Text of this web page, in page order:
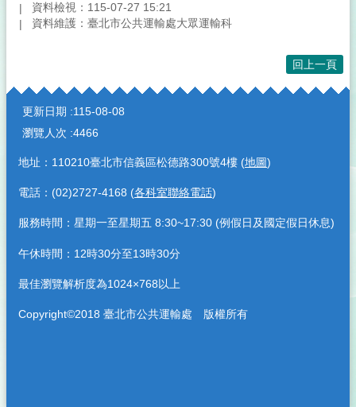
資料檢視：115-07-27 15:21
資料維護：臺北市公共運輸處大眾運輸科
回上一頁
:::
更新日期
115-08-08
瀏覽人次 4466
地址：110210臺北市信義區松德路300號4樓 (地圖)
電話：(02)2727-4168 (各科室聯絡電話)
服務時間：星期一至星期五 8:30~17:30 (例假日及國定假日休息)
午休時間：12時30分至13時30分
最佳瀏覽解析度為1024×768以上
Copyright©2018 臺北市公共運輸處 版權所有